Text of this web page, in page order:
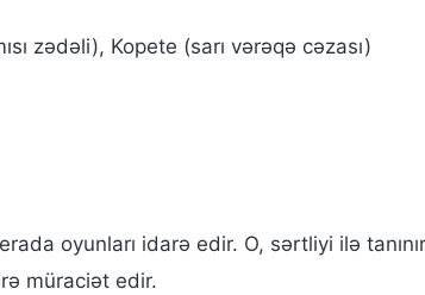
zədəli), Kopete (sarı vərəqə cəzası)
oyunları idarə edir. O, sərtliyi ilə tanınır
müraciət edir.